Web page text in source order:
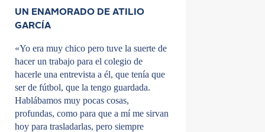
UN ENAMORADO DE ATILIO
GARCÍA
«Yo era muy chico pero tuve la suerte de
hacer un trabajo para el colegio de
hacerle una entrevista a él, que tenía que
ser de fútbol, que la tengo guardada.
Hablábamos muy pocas cosas,
profundas, como para que a mí me sirvan
hoy para trasladarlas, pero siempre